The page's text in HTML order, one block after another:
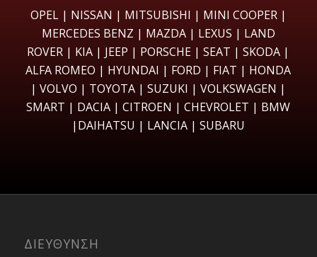
ΟPEL | NISSAN | MITSUBISHI | MINI COOPER |
MERCEDES BENZ | MAZDA | LEXUS | LAND
ROVER | KIA | JEEP | PORSCHE | SEAT | SKODA |
ALFA ROMEO | HYUNDAI | FORD | FIAT | HONDA
| VOLVO | TOYOTA | SUZUKI | VOLKSWAGEN |
SMART | DACIA | CITROEN | CHEVROLET | BMW
|DAIHATSU | LANCIA | SUBARU
ΔΙΕΥΘΥΝΣΗ